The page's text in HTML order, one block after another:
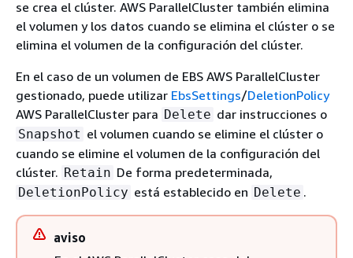
se crea el clúster. AWS ParallelCluster también elimina
el volumen y los datos cuando se elimina el clúster o se
elimina el volumen de la configuración del clúster.
En el caso de un volumen de EBS AWS ParallelCluster
gestionado, puede utilizar EbsSettings/DeletionPolicy
AWS ParallelCluster para Delete dar instrucciones o
Snapshot el volumen cuando se elimine el clúster o
cuando se elimine el volumen de la configuración del
clúster. Retain De forma predeterminada,
DeletionPolicy está establecido en Delete .
aviso